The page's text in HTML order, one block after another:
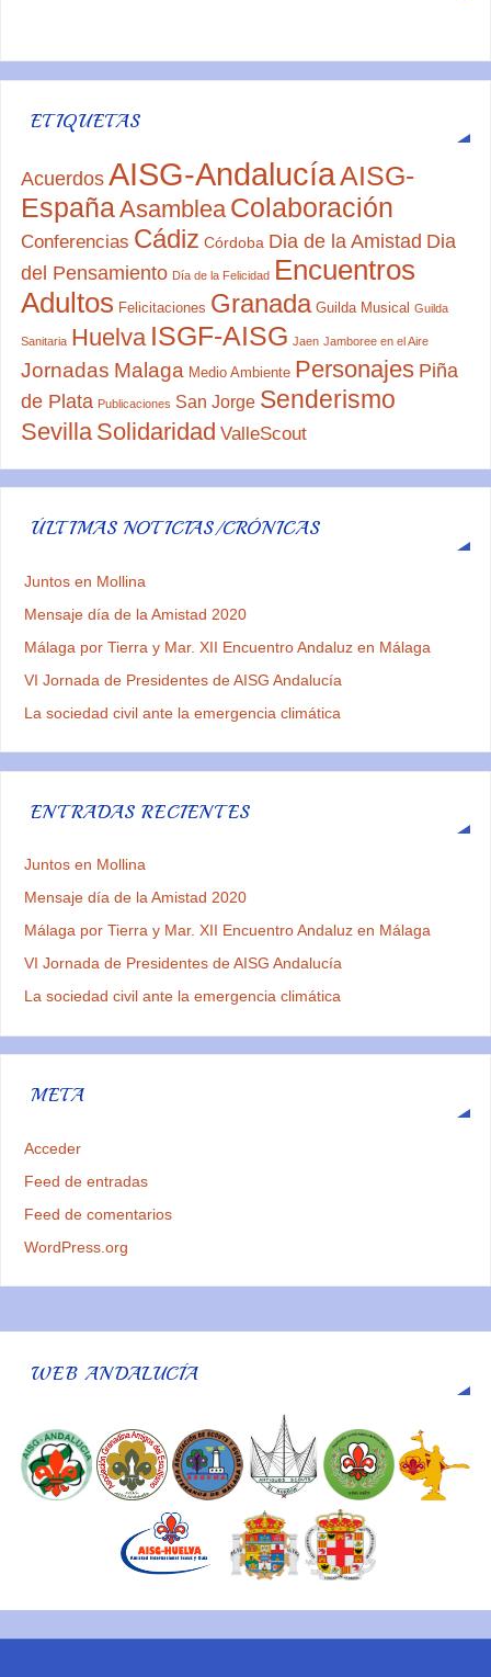
ETIQUETAS
Acuerdos AISG-AndalucíaAISG-
EspañaAsamblea Colaboración
Conferencias Cádiz Córdoba Dia de la Amistad Dia
del Pensamiento Día de la Felicidad Encuentros
Adultos Felicitaciones Granada Guilda Musical Guilda
Sanitaria Huelva ISGF-AISG Jaen Jamboree en el Aire
Jornadas Malaga Medio Ambiente Personajes Piña
de Plata Publicaciones San Jorge Senderismo
Sevilla Solidaridad ValleScout
ÚLTIMAS NOTICIAS/CRÓNICAS
Juntos en Mollina
Mensaje día de la Amistad 2020
Málaga por Tierra y Mar. XII Encuentro Andaluz en Málaga
VI Jornada de Presidentes de AISG Andalucía
La sociedad civil ante la emergencia climática
ENTRADAS RECIENTES
Juntos en Mollina
Mensaje día de la Amistad 2020
Málaga por Tierra y Mar. XII Encuentro Andaluz en Málaga
VI Jornada de Presidentes de AISG Andalucía
La sociedad civil ante la emergencia climática
META
Acceder
Feed de entradas
Feed de comentarios
WordPress.org
WEB ANDALUCÍA